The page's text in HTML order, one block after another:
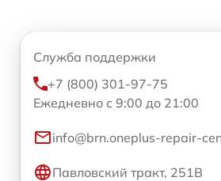
Служба поддержки
+7 (800) 301-97-75
Ежедневно с 9:00 до 21:00
info@brn.oneplus-repair-
Павловский тракт, 251В